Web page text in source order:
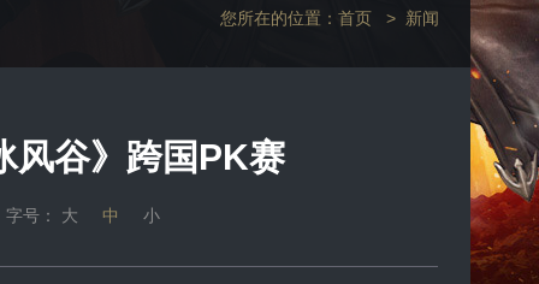
您所在的位置： 首页 > 新闻
风谷》跨国PK赛
号： 大 中 小